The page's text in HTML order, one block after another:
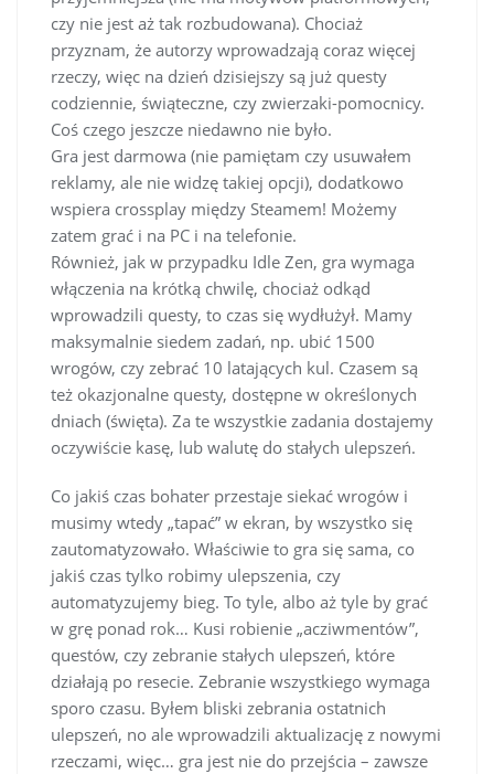
czy nie jest aż tak rozbudowana). Chociaż
przyznam, że autorzy wprowadzają coraz więcej
rzeczy, więc na dzień dzisiejszy są już questy
codziennie, świąteczne, czy zwierzaki-pomocnicy.
Coś czego jeszcze niedawno nie było.
Gra jest darmowa (nie pamiętam czy usuwałem
reklamy, ale nie widzę takiej opcji), dodatkowo
wspiera crossplay między Steamem! Możemy
zatem grać i na PC i na telefonie.
Również, jak w przypadku Idle Zen, gra wymaga
włączenia na krótką chwilę, chociaż odkąd
wprowadzili questy, to czas się wydłużył. Mamy
maksymalnie siedem zadań, np. ubić 1500
wrogów, czy zebrać 10 latających kul. Czasem są
też okazjonalne questy, dostępne w określonych
dniach (święta). Za te wszystkie zadania dostajemy
oczywiście kasę, lub walutę do stałych ulepszeń.
Co jakiś czas bohater przestaje siekać wrogów i
musimy wtedy „tapać” w ekran, by wszystko się
zautomatyzowało. Właściwie to gra się sama, co
jakiś czas tylko robimy ulepszenia, czy
automatyzujemy bieg. To tyle, albo aż tyle by grać
w grę ponad rok… Kusi robienie „acziwmentów”,
questów, czy zebranie stałych ulepszeń, które
działają po resecie. Zebranie wszystkiego wymaga
sporo czasu. Byłem bliski zebrania ostatnich
ulepszeń, no ale wprowadzili aktualizację z nowymi
rzeczami, więc… gra jest nie do przejścia – zawsze